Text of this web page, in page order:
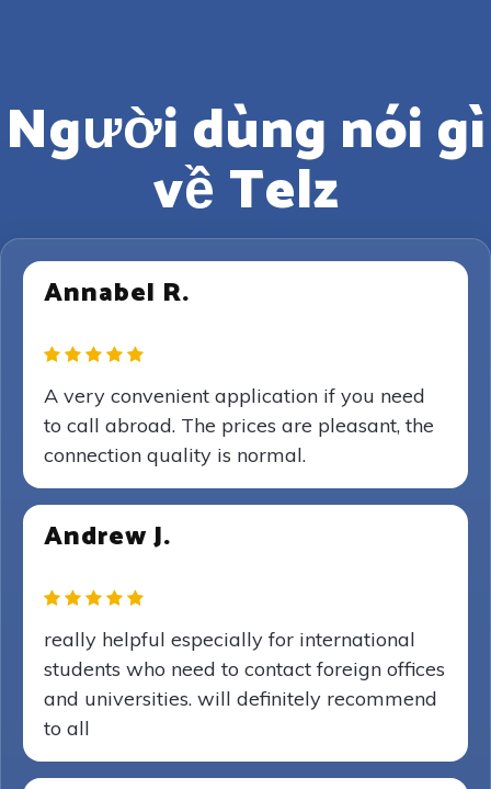
Người dùng nói gì
về Telz
Annabel R.
A very convenient application if you need
to call abroad. The prices are pleasant, the
connection quality is normal.
Andrew J.
really helpful especially for international
students who need to contact foreign offices
and universities. will definitely recommend
to all